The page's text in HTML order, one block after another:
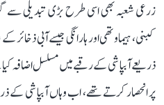
زرعی شعبہ بھی اسی طرح بڑی تبدیلی سے
کبنی، ہیماوتھی اور ہارانگی جیسے آبی
ذریعے آبپاشی کے رقبے میں مسلسل اضافہ
پر انحصار کرتے تھے، اب وہاں آبپاشی کے